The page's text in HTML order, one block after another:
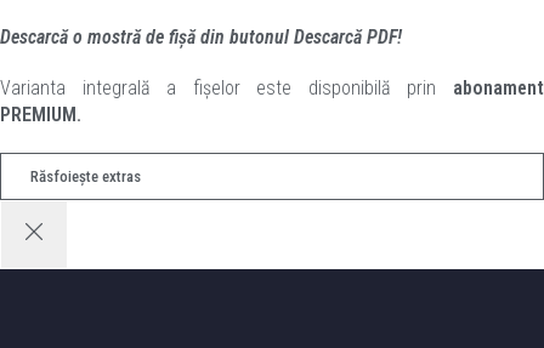
Descarcă o mostră de fișă din butonul Descarcă PDF!
Varianta integrală a fișelor este disponibilă prin abonament
PREMIUM.
Răsfoiește extras